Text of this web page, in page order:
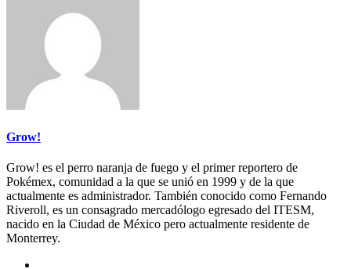
Grow!
Grow! es el perro naranja de fuego y el primer reportero de
Pokémex, comunidad a la que se unió en 1999 y de la que
actualmente es administrador. También conocido como Fernando
Riveroll, es un consagrado mercadólogo egresado del ITESM,
nacido en la Ciudad de México pero actualmente residente de
Monterrey.